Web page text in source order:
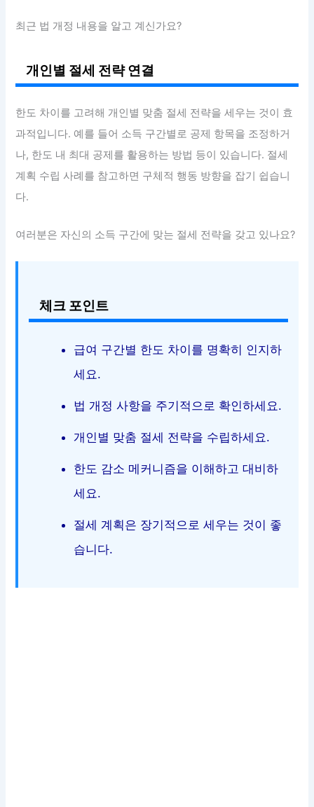
최근 법 개정 내용을 알고 계신가요?
개인별 절세 전략 연결
한도 차이를 고려해 개인별 맞춤 절세 전략을 세우는 것이 효
과적입니다. 예를 들어 소득 구간별로 공제 항목을 조정하거
나, 한도 내 최대 공제를 활용하는 방법 등이 있습니다. 절세
계획 수립 사례를 참고하면 구체적 행동 방향을 잡기 쉽습니
다.
여러분은 자신의 소득 구간에 맞는 절세 전략을 갖고 있나요?
체크 포인트
급여 구간별 한도 차이를 명확히 인지하
세요.
법 개정 사항을 주기적으로 확인하세요.
개인별 맞춤 절세 전략을 수립하세요.
한도 감소 메커니즘을 이해하고 대비하
세요.
절세 계획은 장기적으로 세우는 것이 좋
습니다.